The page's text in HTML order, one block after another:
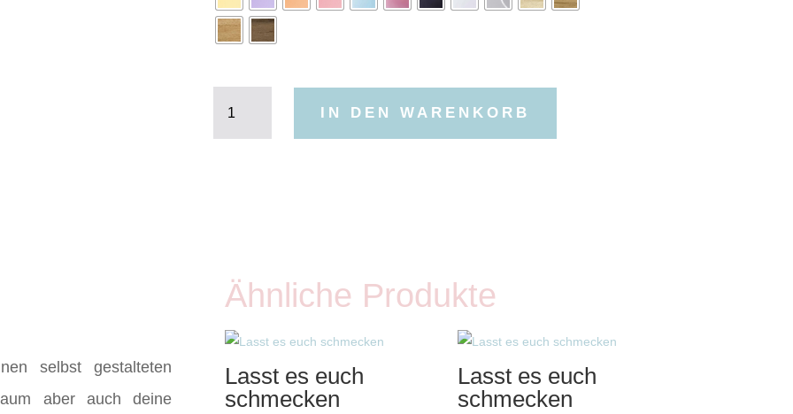
Geschenk
Menge
IN DEN WARENKORB
selbst gestalteten
aber auch deine
Ähnliche Produkte
Lasst es euch
schmecken
Lasst es euch
schmecken